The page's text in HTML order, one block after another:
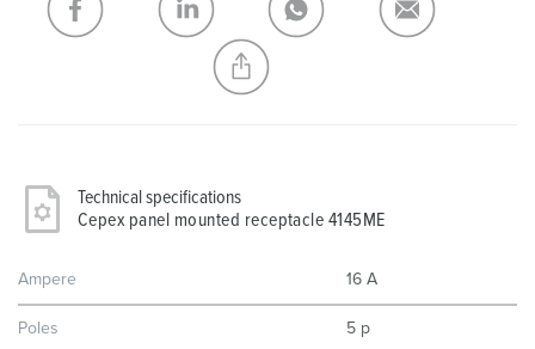
CREATE A NEW LIST
Technical specifications
Cepex panel mounted receptacle 4145ME
Ampere 16 A
Poles 5 p